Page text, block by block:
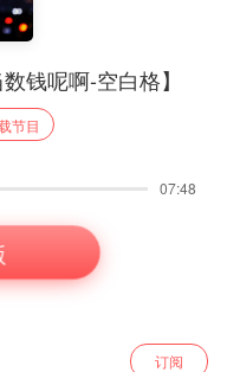
钱呢啊-空白格】
节目
07:48
订阅